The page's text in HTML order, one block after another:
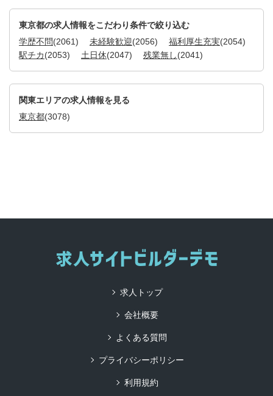
東京都の求人情報をこだわり条件で絞り込む
学歴不問(2061) 未経験歓迎(2056) 福利厚生充実(2054)
駅チカ(2053) 土日休(2047) 残業無し(2041)
関東エリアの求人情報を見る
東京都(3078)
求人トップ
会社概要
よくある質問
プライバシーポリシー
利用規約